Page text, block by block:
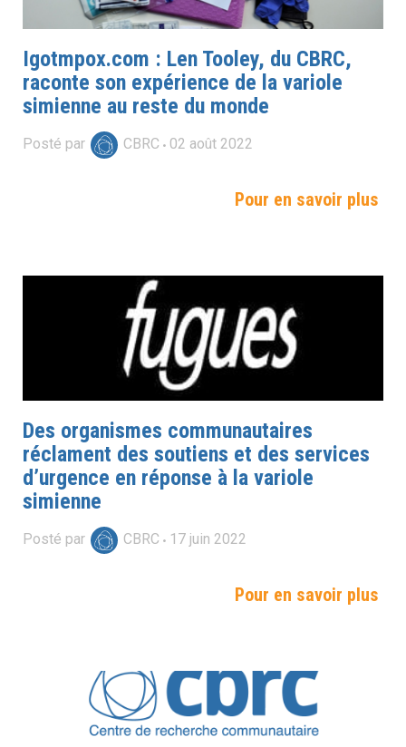
Igotmpox.com : Len Tooley, du CBRC,
raconte son expérience de la variole
simienne au reste du monde
Posté par CBRC 02 août 2022
Pour en savoir plus
Des organismes communautaires
réclament des soutiens et des services
d’urgence en réponse à la variole
simienne
Posté par CBRC 17 juin 2022
Pour en savoir plus